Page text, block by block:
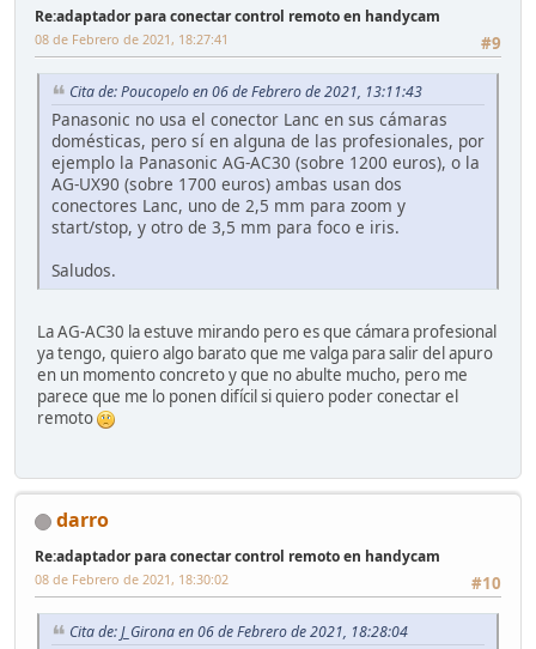
Re:adaptador para conectar control remoto en handycam
#9
08 de Febrero de 2021, 18:27:41
Cita de: Poucopelo en 06 de Febrero de 2021, 13:11:43
Panasonic no usa el conector Lanc en sus cámaras
domésticas, pero sí en alguna de las profesionales, por
ejemplo la Panasonic AG-AC30 (sobre 1200 euros), o la
AG-UX90 (sobre 1700 euros) ambas usan dos
conectores Lanc, uno de 2,5 mm para zoom y
start/stop, y otro de 3,5 mm para foco e iris.
Saludos.
La AG-AC30 la estuve mirando pero es que cámara profesional
ya tengo, quiero algo barato que me valga para salir del apuro
en un momento concreto y que no abulte mucho, pero me
parece que me lo ponen difícil si quiero poder conectar el
remoto
darro
Re:adaptador para conectar control remoto en handycam
#10
08 de Febrero de 2021, 18:30:02
Cita de: J_Girona en 06 de Febrero de 2021, 18:28:04